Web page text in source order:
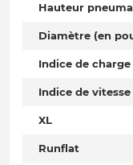
Hauteur
Diamètre (en
Indice de charge
Indice de vitesse
XL
Runflat